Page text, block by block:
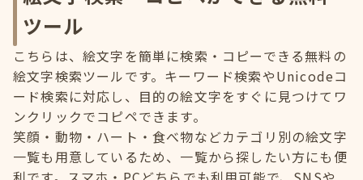
ツール
こちらは、絵文字を簡単に検索・コピーできる無料の
絵文字検索ツールです。キーワード検索やUnicodeコ
ード検索に対応し、目的の絵文字をすぐに見つけてワ
ンクリックでコピペできます。
笑顔・動物・ハート・食べ物などカテゴリ別の絵文字
一覧も用意しているため、一覧から探したい方にも便